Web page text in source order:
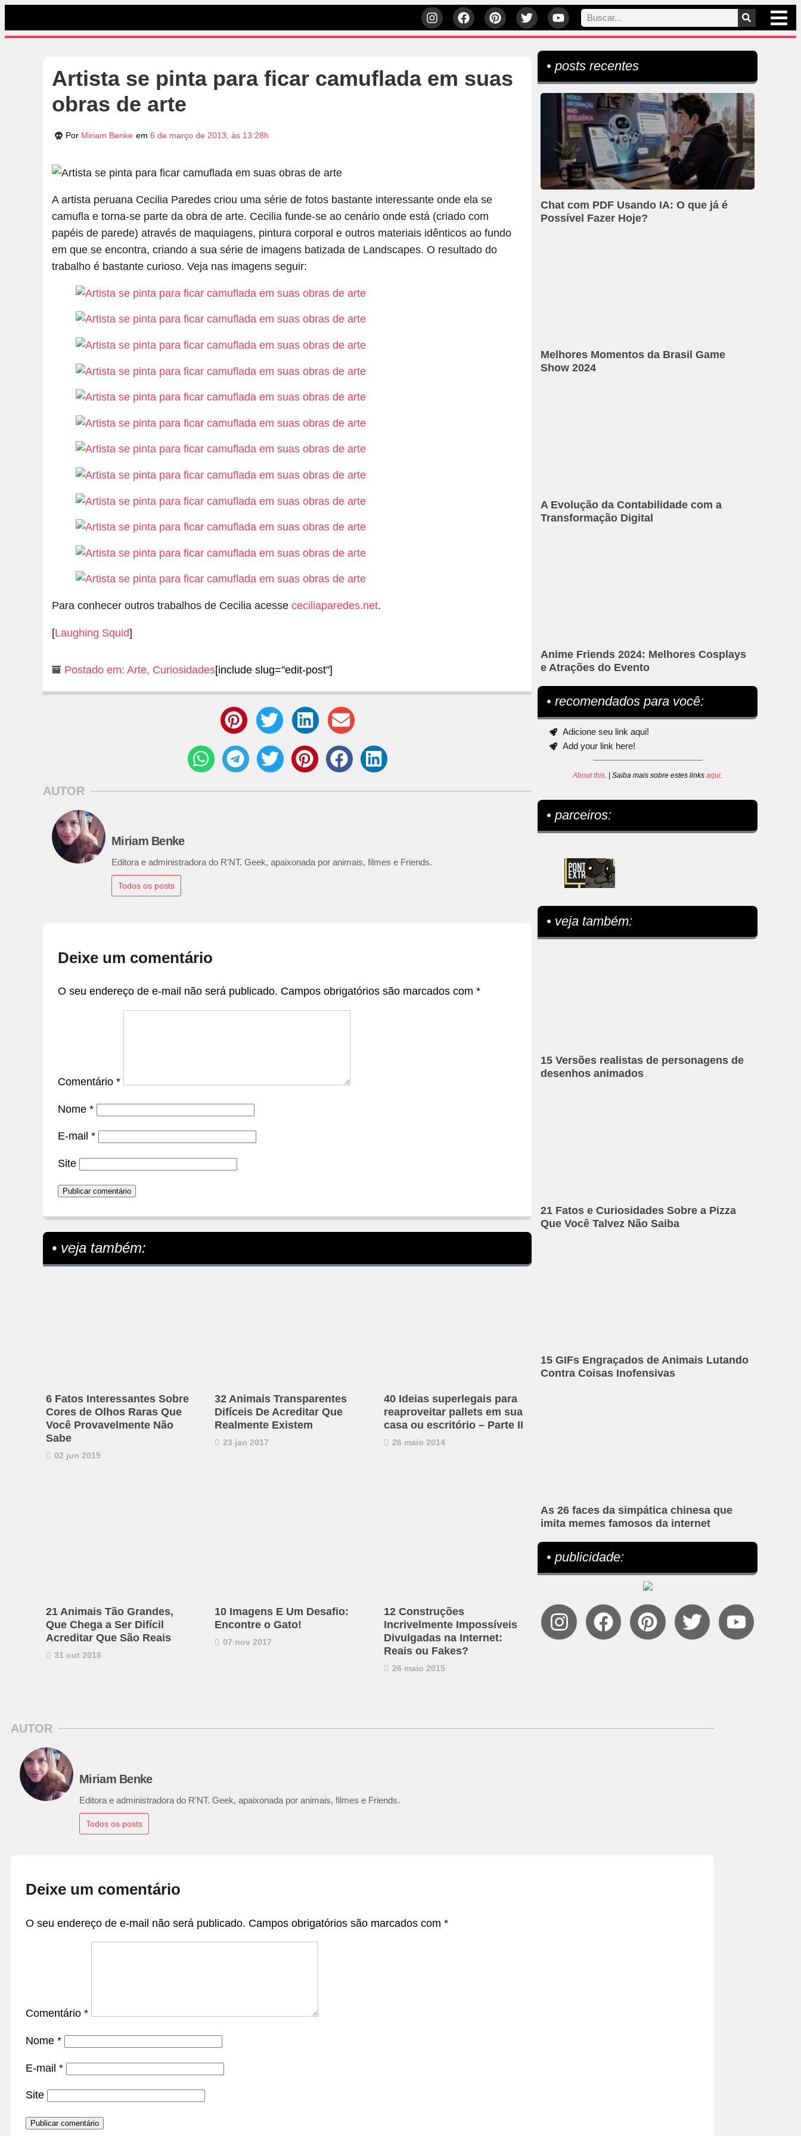
Artista se pinta para ficar camuflada em suas
obras de arte
Por Miriam Benke em 6 de março de 2013, às 13:28h
A artista peruana Cecilia Paredes criou uma série de fotos bastante interessante onde ela se
camufla e torna-se parte da obra de arte. Cecilia funde-se ao cenário onde está (criado com
papéis de parede) através de maquiagens, pintura corporal e outros materiais idênticos ao fundo
em que se encontra, criando a sua série de imagens batizada de Landscapes. O resultado do
trabalho é bastante curioso. Veja nas imagens seguir:
Para conhecer outros trabalhos de Cecilia acesse ceciliaparedes.net.
[Laughing Squid]
Postado em: Arte, Curiosidades[include slug="edit-post"]
AUTOR
Miriam Benke
Editora e administradora do R'NT. Geek, apaixonada por animais, filmes e Friends.
Todos os posts
Deixe um comentário
O seu endereço de e-mail não será publicado. Campos obrigatórios são marcados com *
Comentário *
Nome *
E-mail *
Site
• veja também:
6 Fatos Interessantes Sobre
Cores de Olhos Raras Que
Você Provavelmente Não
Sabe
02 jun 2015
32 Animais Transparentes
Difíceis De Acreditar Que
Realmente Existem
23 jan 2017
40 Ideias superlegais para
reaproveitar pallets em sua
casa ou escritório – Parte II
26 maio 2014
21 Animais Tão Grandes,
Que Chega a Ser Difícil
Acreditar Que São Reais
31 out 2018
10 Imagens E Um Desafio:
Encontre o Gato!
07 nov 2017
12 Construções
Incrivelmente Impossíveis
Divulgadas na Internet:
Reais ou Fakes?
26 maio 2015
• posts recentes
Chat com PDF Usando IA: O que já é
Possível Fazer Hoje?
Melhores Momentos da Brasil Game
Show 2024
A Evolução da Contabilidade com a
Transformação Digital
Anime Friends 2024: Melhores Cosplays
e Atrações do Evento
• recomendados para você:
Adicione seu link aqui!
Add your link here!
About this. | Saiba mais sobre estes linksaqui.
• parceiros:
• veja também:
15 Versões realistas de personagens de
desenhos animados
21 Fatos e Curiosidades Sobre a Pizza
Que Você Talvez Não Saiba
15 GIFs Engraçados de Animais Lutando
Contra Coisas Inofensivas
As 26 faces da simpática chinesa que
imita memes famosos da internet
• publicidade:
AUTOR
Miriam Benke
Editora e administradora do R'NT. Geek, apaixonada por animais, filmes e Friends.
Todos os posts
Deixe um comentário
O seu endereço de e-mail não será publicado. Campos obrigatórios são marcados com *
Comentário *
Nome *
E-mail *
Site